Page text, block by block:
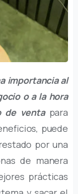
importancia al
o a la hora
de ventapara
puede
por una
de manera
prácticas